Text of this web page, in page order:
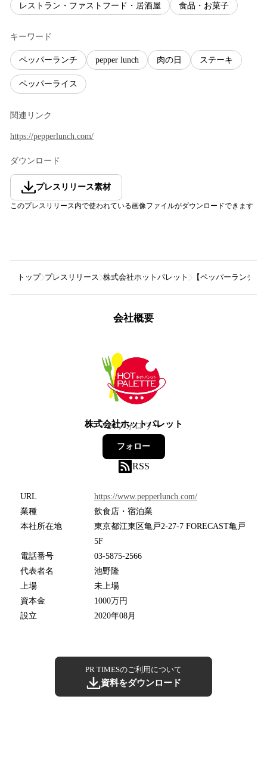
レストラン・ファストフード・居酒屋 食品・お菓子
キーワード
ペッパーランチ pepper lunch 肉の日 ステーキ
ペッパーライス
関連リンク
https://pepperlunch.com/
ダウンロード
プレスリリース素材
このプレスリリース内で使われている画像ファイルがダウンロードできます
トップ プレスリリース 株式会社ホットパレット 【ペッパーランチ
会社概要
株式会社ホットパレット
24フォロワー
フォロー
RSS
URL
https://www.pepperlunch.com/
業種
飲食店・宿泊業
本社所在地
東京都江東区亀戸2-27-7 FORECAST亀戸
5F
電話番号
03-5875-2566
代表者名
池野隆
上場
未上場
資本金
1000万円
設立
2020年08月
PR TIMESのご利用について
資料をダウンロード